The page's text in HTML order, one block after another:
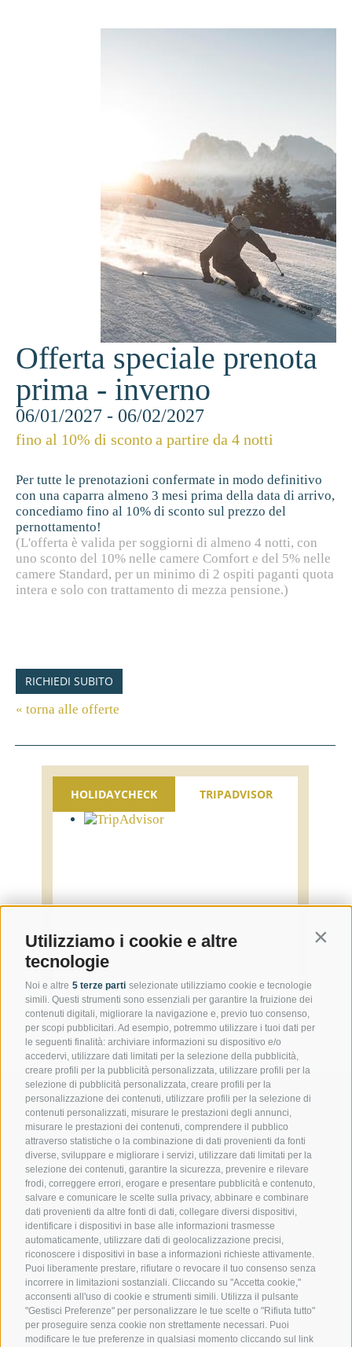
Utilizziamo i cookie e altre
tecnologie
Noi e altre 5 terze parti selezionate utilizziamo cookie e tecnologie
simili. Questi strumenti sono essenziali per garantire la fruizione dei
contenuti digitali, migliorare la navigazione e, previo tuo consenso,
per scopi pubblicitari. Ad esempio, potremmo utilizzare i tuoi dati per
le seguenti finalità: archiviare informazioni su dispositivo e/o
accedervi, utilizzare dati limitati per la selezione della pubblicità,
creare profili per la pubblicità personalizzata, utilizzare profili per la
selezione di pubblicità personalizzata, creare profili per la
personalizzazione dei contenuti, utilizzare profili per la selezione di
contenuti personalizzati, misurare le prestazioni degli annunci,
misurare le prestazioni dei contenuti, comprendere il pubblico
attraverso statistiche o la combinazione di dati provenienti da fonti
diverse, sviluppare e migliorare i servizi, utilizzare dati limitati per la
selezione dei contenuti, garantire la sicurezza, prevenire e rilevare
frodi, correggere errori, erogare e presentare pubblicità e contenuto,
salvare e comunicare le scelte sulla privacy, abbinare e combinare
dati provenienti da altre fonti di dati, collegare diversi dispositivi,
identificare i dispositivi in base alle informazioni trasmesse
automaticamente, utilizzare dati di geolocalizzazione precisi,
riconoscere i dispositivi in base a informazioni richieste attivamente.
Puoi liberamente prestare, rifiutare o revocare il tuo consenso senza
incorrere in limitazioni sostanziali. Cliccando su "Accetta cookie,"
acconsenti all'uso di cookie e strumenti simili. Utilizza il pulsante
"Gestisci Preferenze" per personalizzare le tue scelte o "Rifiuta tutto"
per proseguire senza cookie non strettamente necessari. Puoi
modificare le tue preferenze in qualsiasi momento cliccando sul link
Offerta speciale prenota
prima - inverno
06/01/2027 - 06/02/2027
fino al 10% di scontoa partire da 4 notti
Per tutte le prenotazioni confermate in modo definitivo
con una caparra almeno 3 mesi prima della data di arrivo,
concediamo fino al 10% di sconto sul prezzo del
pernottamento!
(L'offerta è valida per soggiorni di almeno 4 notti, con
uno sconto del 10% nelle camere Comfort e del 5% nelle
camere Standard, per un minimo di 2 ospiti paganti quota
intera e solo con trattamento di mezza pensione.)
RICHIEDI SUBITO
« torna alle offerte
HOLIDAYCHECK TRIPADVISOR
Contattateci
Gasthof Kircher | Fam. Harder
Via Umes 10 | 39050 Fiè allo Sciliar (BZ) | Italia
Tel.+39 0471 725 151
Fax+39 0471 724 396
info@gasthof-kircher.it